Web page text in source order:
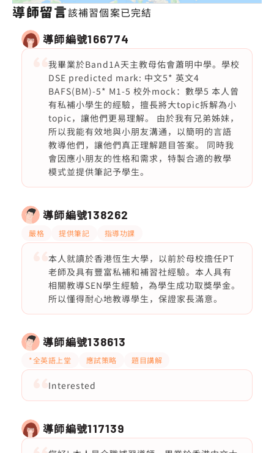
導師留言該補習個案已完結
導師編號166774
我畢業於Band1A天主教母佑會蕭明中學。學校
DSE predicted mark: 中文5* 英文4
BAFS(BM)-5* M1-5 校外mock：數學5 本人曾
有私補小學生的經驗，擅長將大topic拆解為小
topic，讓他們更易理解。 由於我有兄弟姊妹，
所以我能有效地與小朋友溝通，以簡明的言語
教導他們，讓他們真正理解題目答案。 同時我
會因應小朋友的性格和需求，特製合適的教學
模式並提供筆記予學生。
導師編號138262
嚴格 提供筆記 指導功課
本人就讀於香港恆生大學，以前於母校擔任PT
老師及具有豐富私補和補習社經驗。本人具有
相關教導SEN學生經驗，為學生成功取獎學金。
所以懂得耐心地教導學生，保證家長滿意。
導師編號138613
*全英語上堂 應試策略 題目講解
Interested
導師編號117139